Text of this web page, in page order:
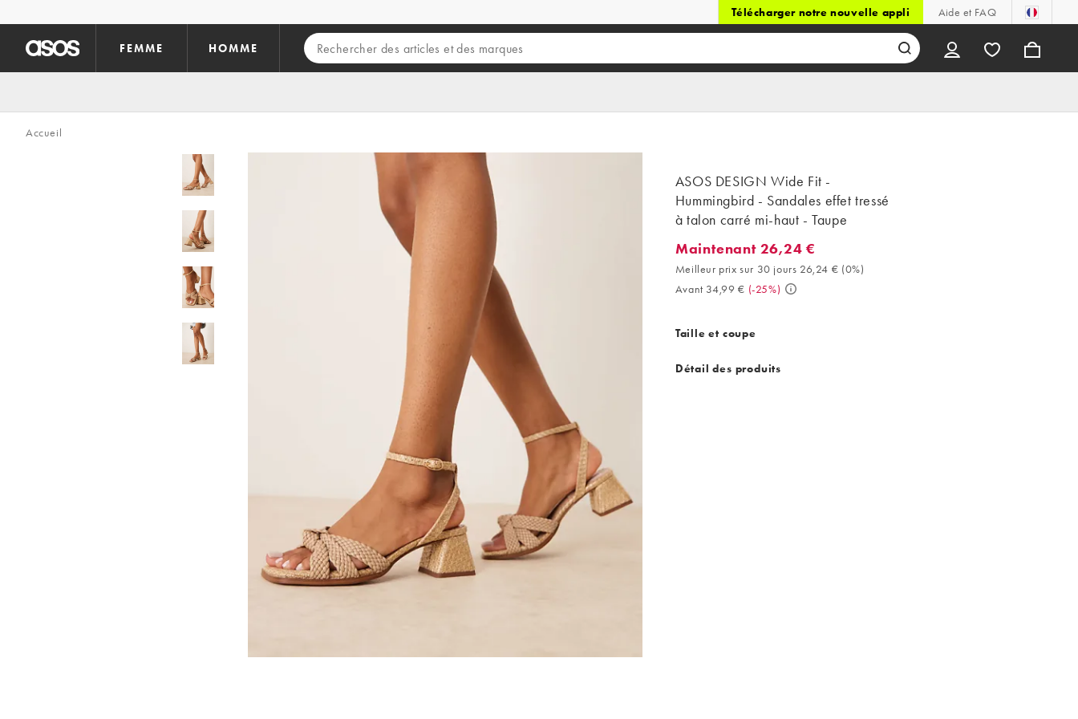
Télécharger notre nouvelle appli Aide et FAQ
FEMME HOMME
Accueil
ASOS DESIGN Wide Fit -
Hummingbird - Sandales effet tressé
à talon carré mi-haut - Taupe
Maintenant 26,24 €. Meilleur prix sur 30 jours 26,24 € (0%). Avant 34,99
Maintenant 26,24 €
Meilleur prix sur 30 jours 26,24 € (0%)
Avant 34,99 € (-25%)
Taille et coupe
Détail des produits